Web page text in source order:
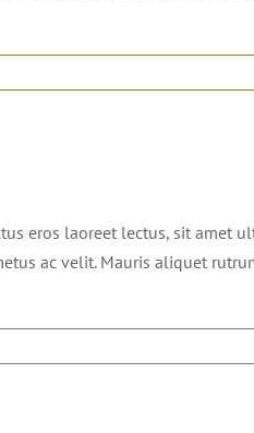
eros laoreet lectus, sit amet
ac velit. Mauris aliquet